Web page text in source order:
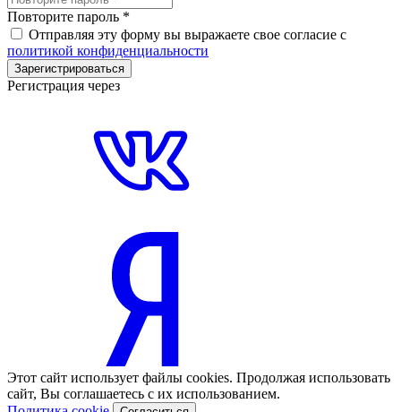
Повторите пароль *
Отправляя эту форму вы выражаете свое согласие с
политикой конфиденциальности
Зарегистрироваться
Регистрация через
Этот сайт использует файлы cookies. Продолжая использовать
сайт, Вы соглашаетесь с их использованием.